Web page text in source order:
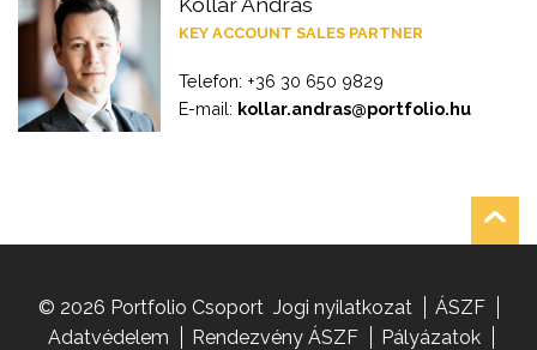
KEY ACCOUNT SALES PARTNER
Telefon: +36 30 650 9829
E-mail: kollar.andras@portfolio.hu
© 2026 Portfolio Csoport Jogi nyilatkozat
ÁSZF
Adatvédelem
Rendezvény ÁSZF
Pályázatok